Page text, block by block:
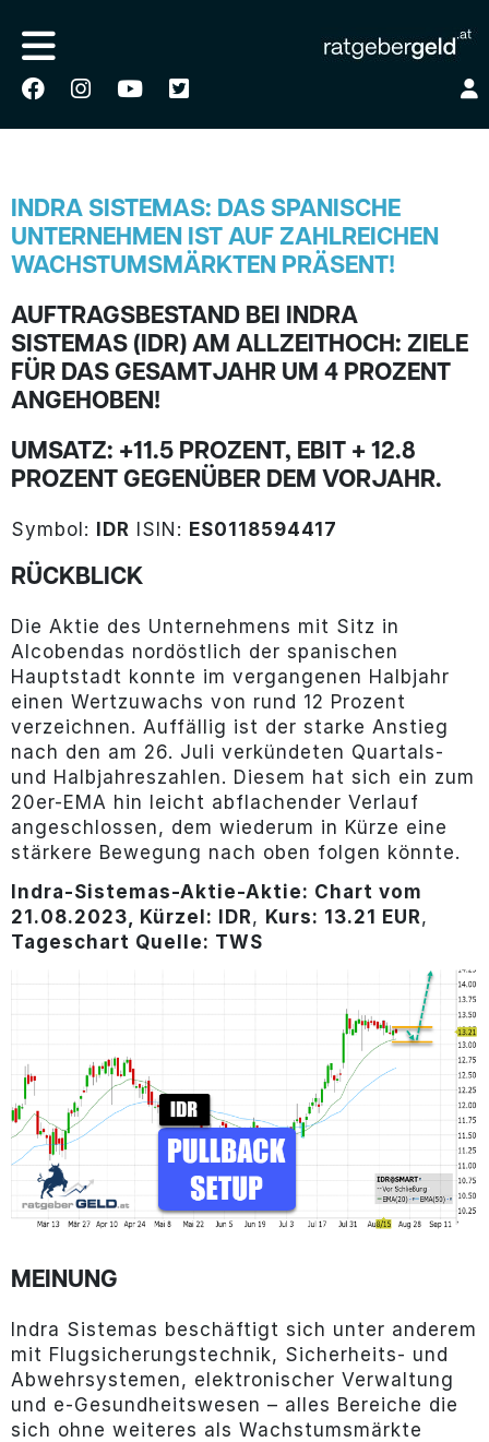
INDRA SISTEMAS: DAS SPANISCHE
UNTERNEHMEN IST AUF ZAHLREICHEN
WACHSTUMSMÄRKTEN PRÄSENT!
AUFTRAGSBESTAND BEI INDRA
SISTEMAS (IDR) AM ALLZEITHOCH: ZIELE
FÜR DAS GESAMTJAHR UM 4 PROZENT
ANGEHOBEN!
UMSATZ: +11.5 PROZENT, EBIT + 12.8
PROZENT GEGENÜBER DEM VORJAHR.
Symbol: IDR ISIN: ES0118594417
RÜCKBLICK
Die Aktie des Unternehmens mit Sitz in
Alcobendas nordöstlich der spanischen
Hauptstadt konnte im vergangenen Halbjahr
einen Wertzuwachs von rund 12 Prozent
verzeichnen. Auffällig ist der starke Anstieg
nach den am 26. Juli verkündeten Quartals-
und Halbjahreszahlen. Diesem hat sich ein zum
20er-EMA hin leicht abflachender Verlauf
angeschlossen, dem wiederum in Kürze eine
stärkere Bewegung nach oben folgen könnte.
Indra-Sistemas-Aktie-Aktie: Chart vom
21.08.2023, Kürzel: IDR, Kurs: 13.21 EUR,
Tageschart Quelle: TWS
MEINUNG
Indra Sistemas beschäftigt sich unter anderem
mit Flugsicherungstechnik, Sicherheits- und
Abwehrsystemen, elektronischer Verwaltung
und e-Gesundheitswesen – alles Bereiche die
sich ohne weiteres als Wachstumsmärkte